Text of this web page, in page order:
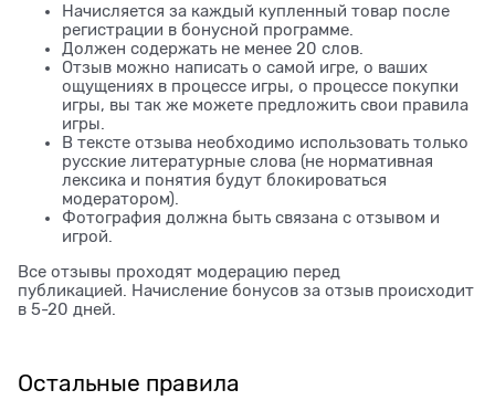
Начисляется за каждый купленный товар после
регистрации в бонусной программе.
Должен содержать не менее 20 слов.
Отзыв можно написать о самой игре, о ваших
ощущениях в процессе игры, о процессе покупки
игры, вы так же можете предложить свои правила
игры.
В тексте отзыва необходимо использовать только
русские литературные слова (не нормативная
лексика и понятия будут блокироваться
модератором).
Фотография должна быть связана с отзывом и
игрой.
Все отзывы проходят модерацию перед
публикацией. Начисление бонусов за отзыв происходит
в 5-20 дней.
Остальные правила